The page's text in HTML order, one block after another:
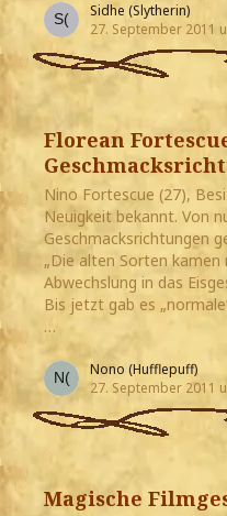
Sidhe (Slytherin)
27. September 2011
Florean
Nino Fortescue (27),
Neuigkeit bekannt. Von
Geschmacksrichtungen
„Die alten Sorten
Abwechslung in das
Bis jetzt gab es
…
Nono (Hufflepuff)
27. September 2011
Magische